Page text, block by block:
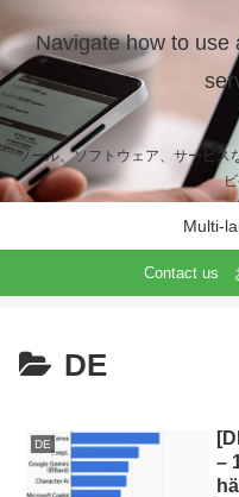
Navigate how to use
ツール、ソフトウェア、サービス
Multi-
Contact us
DE
DE
–